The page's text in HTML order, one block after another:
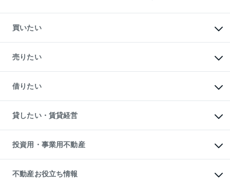
買いたい
新築・分譲マンションの購入
中古マンションの購入
一戸建ての購入
中古一戸建ての購入
不動産購入の流れ
注目キーワード物件特集
購入ガイド
English 繁体中文簡体中文
売りたい
一戸建ての売却・査定
土地の売却・査定
スピードAI査定
不動産査定について
不動産売却の流れ
不動産買換えの流れ
売却ガイド
借りたい
オフィス・店舗の賃貸
借りるときの流れ
借りるガイド
貸したい・賃貸経営
マンション賃料データ
賃貸管理プラン
リロケーションについて
貸すガイド
投資用・事業用不動産
事業用不動産
マンション投資
不動産お役立ち情報